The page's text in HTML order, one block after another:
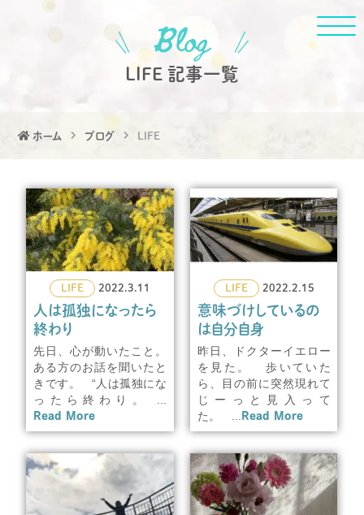
LIFE 記事一覧
ホーム ブログ LIFE
LIFE 2022.3.11
人は孤独になったら
終わり
先日、心が動いたこと。
ある方のお話を聞いたと
きです。 “人は孤独にな
ったら終わり。 ...
Read More
LIFE 2022.2.15
意味づけしているの
は自分自身
昨日、ドクターイエロー
を見た。 歩いていた
ら、目の前に突然現れて
じーっと見入って
た。 ... Read More